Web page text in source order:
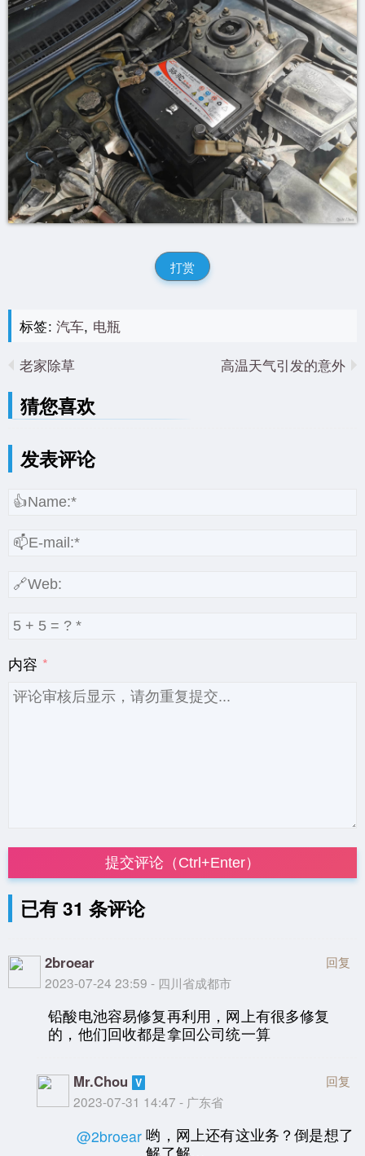
打赏
标签: 汽车, 电瓶
老家除草
高温天气引发的意外
猜您喜欢
发表评论
内容
提交评论（Ctrl+Enter）
已有 31 条评论
2broear
2023-07-24 23:59 - 四川省成都市
回复
铅酸电池容易修复再利用，网上有很多修复
的，他们回收都是拿回公司统一算
Mr.Chou
2023-07-31 14:47 - 广东省
回复
@2broear 哟，网上还有这业务？倒是想了